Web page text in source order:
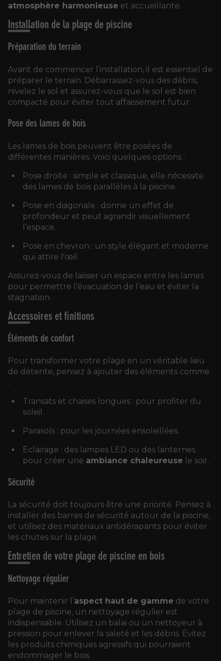
atmosphère harmonieuse et accueillante.
Installation de la plage de piscine
Préparation du terrain
Avant de commencer l’installation, il est essentiel de
préparer le terrain. Débarrassez-vous des débris,
nivelez le sol et assurez-vous que le sol est bien
compacté pour éviter tout affaissement futur.
Pose des lames de bois
Les lames de bois peuvent être posées de
différentes manières. Voici quelques options :
Pose droite : simple et classique, elle nécessite
des lames de bois parallèles à la piscine.
Pose en diagonale : donne un effet de
profondeur et peut agrandir visuellement
l’espace.
Pose en chevron : un style élégant et moderne
qui attire l'œil.
Assurez-vous de laisser un espace entre les lames
pour permettre l’évacuation de l’eau et éviter la
stagnation.
Accessoires et finitions
Éléments de confort
Pour transformer votre plage en un véritable lieu
de détente, pensez à ajouter des éléments comme
:
Transats et chaises longues : pour profiter du
soleil.
Parasols : pour les journées ensoleillées.
Éclairage : des lampes LED ou des lanternes
pour créer une ambiance chaleureuse le soir.
Sécurité
La sécurité doit toujours être une priorité. Pensez à
installer des barres de sécurité autour de la piscine,
et utilisez des matériaux antidérapants pour éviter
les chutes sur la plage.
Entretien de votre plage de piscine en bois
Nettoyage régulier
Pour maintenir l’aspect haut de gamme de votre
plage de piscine, un nettoyage régulier est
indispensable. Utilisez un balai ou un nettoyeur à
pression pour enlever la saleté et les débris. Évitez
les produits chimiques agressifs qui pourraient
endommager le bois.